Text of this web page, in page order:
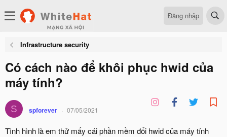
Đăng nhập
Infrastructure security
Có cách nào để khôi phục hwid của
máy tính?
S spforever 07/05/2021
Tình hình là em thử mấy cái phần mềm đổi hwid của máy tính